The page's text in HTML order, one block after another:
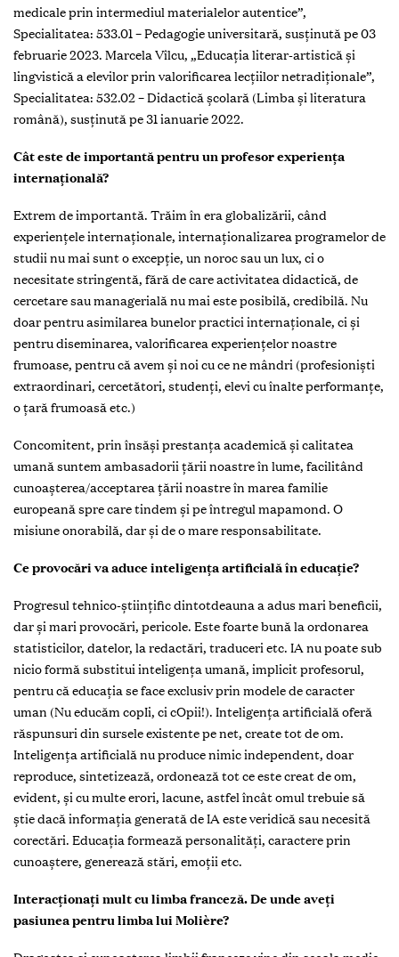
medicale prin intermediul materialelor autentice”,
Specialitatea: 533.01 – Pedagogie universitară, susținută pe 03
februarie 2023. Marcela Vîlcu, „Educația literar-artistică și
lingvistică a elevilor prin valorificarea lecțiilor netradiționale”,
Specialitatea: 532.02 – Didactică școlară (Limba și literatura
română), susținută pe 31 ianuarie 2022.
Cât este de importantă pentru un profesor experiența
internațională?
Extrem de importantă. Trăim în era globalizării, când
experiențele internaționale, internaționalizarea programelor de
studii nu mai sunt o excepție, un noroc sau un lux, ci o
necesitate stringentă, fără de care activitatea didactică, de
cercetare sau managerială nu mai este posibilă, credibilă. Nu
doar pentru asimilarea bunelor practici internaționale, ci și
pentru diseminarea, valorificarea experiențelor noastre
frumoase, pentru că avem și noi cu ce ne mândri (profesioniști
extraordinari, cercetători, studenți, elevi cu înalte performanțe,
o țară frumoasă etc.)
Concomitent, prin însăși prestanța academică și calitatea
umană suntem ambasadorii țării noastre în lume, facilitând
cunoașterea/acceptarea țării noastre în marea familie
europeană spre care tindem și pe întregul mapamond. O
misiune onorabilă, dar și de o mare responsabilitate.
Ce provocări va aduce inteligența artificială în educație?
Progresul tehnico-științific dintotdeauna a adus mari beneficii,
dar și mari provocări, pericole. Este foarte bună la ordonarea
statisticilor, datelor, la redactări, traduceri etc. IA nu poate sub
nicio formă substitui inteligența umană, implicit profesorul,
pentru că educația se face exclusiv prin modele de caracter
uman (Nu educăm copIi, ci cOpii!). Inteligența artificială oferă
răspunsuri din sursele existente pe net, create tot de om.
Inteligența artificială nu produce nimic independent, doar
reproduce, sintetizează, ordonează tot ce este creat de om,
evident, și cu multe erori, lacune, astfel încât omul trebuie să
știe dacă informația generată de IA este veridică sau necesită
corectări. Educația formează personalități, caractere prin
cunoaștere, generează stări, emoții etc.
Interacționați mult cu limba franceză. De unde aveți
pasiunea pentru limba lui Molière?